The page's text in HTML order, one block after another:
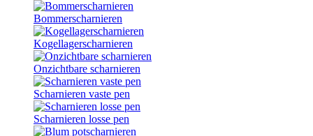
Bommerscharnieren
Kogellagerscharnieren
Onzichtbare scharnieren
Scharnieren vaste pen
Scharnieren losse pen